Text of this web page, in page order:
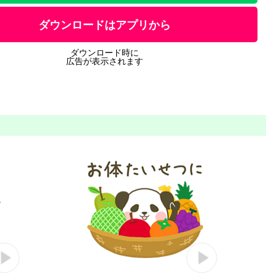
ダウンロードはアプリから
ダウンロード時に
広告が表示されます